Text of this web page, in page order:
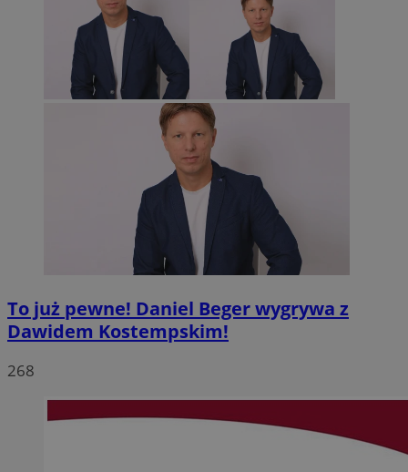
To już pewne! Daniel Beger wygrywa z
Dawidem Kostempskim!
268